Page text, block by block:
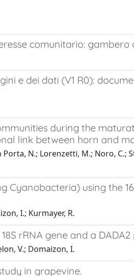
comunitario: gambero
e dei dati (V1 R0):
during the
link between horn and
N.; Lorenzetti, M.; Noro, C.;
using the
I.; Kurmayer, R.
rRNA gene and a DADA2
V.; Domaizon, I.
in grapevine.